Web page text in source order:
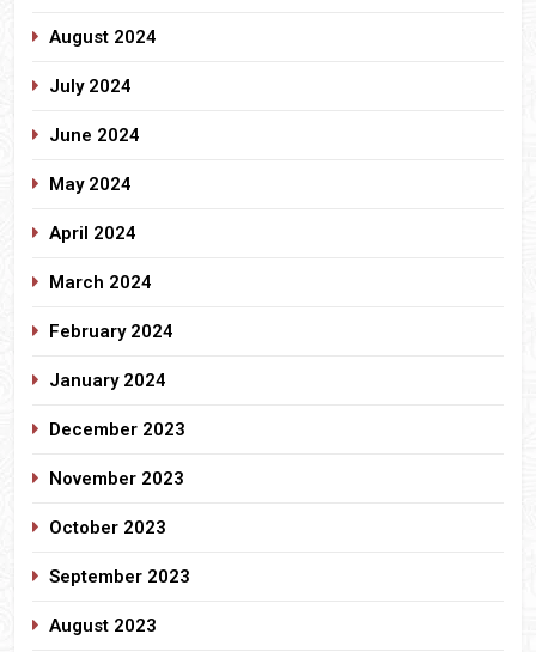
August 2024
July 2024
June 2024
May 2024
April 2024
March 2024
February 2024
January 2024
December 2023
November 2023
October 2023
September 2023
August 2023